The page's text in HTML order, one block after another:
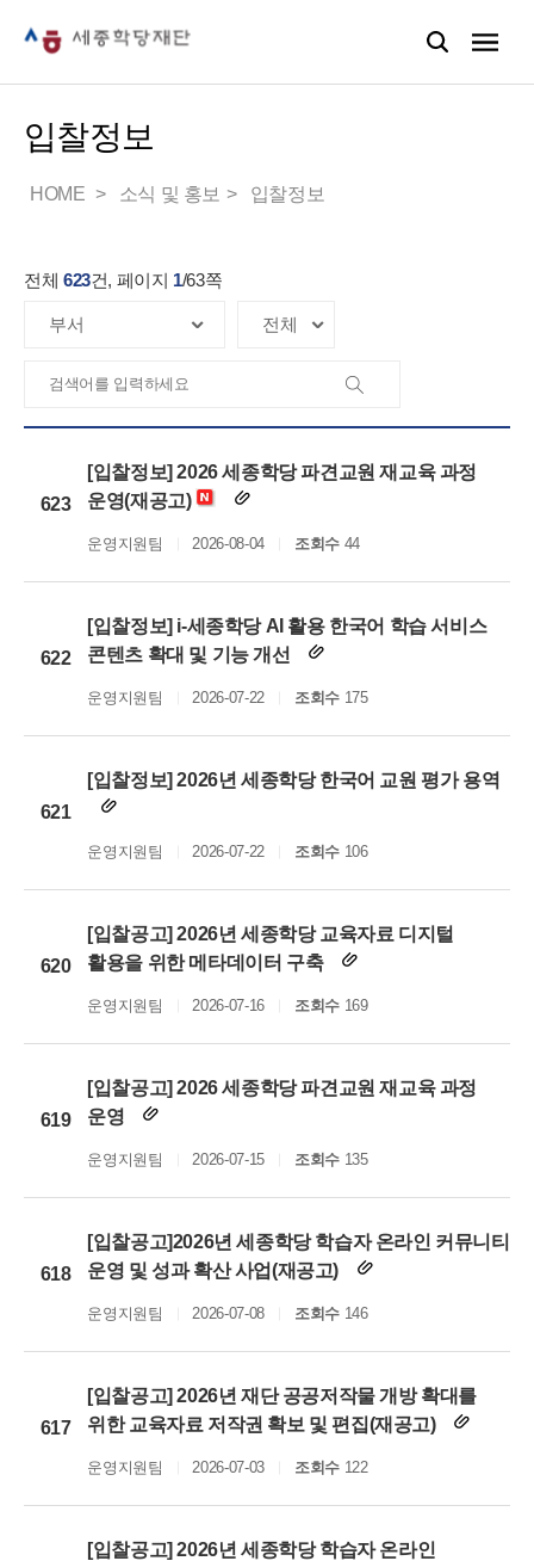
입찰정보
HOME 소식 및 홍보 입찰정보
전체 623건, 페이지 1/63쪽
623
[입찰정보] 2026 세종학당 파견교원 재교육 과정
운영(재공고)
운영지원팀 2026-08-04 조회수44
622
[입찰정보] i-세종학당 AI 활용 한국어 학습 서비스
콘텐츠 확대 및 기능 개선
운영지원팀 2026-07-22 조회수175
621
[입찰정보] 2026년 세종학당 한국어 교원 평가 용역
운영지원팀 2026-07-22 조회수106
620
[입찰공고] 2026년 세종학당 교육자료 디지털
활용을 위한 메타데이터 구축
운영지원팀 2026-07-16 조회수169
619
[입찰공고] 2026 세종학당 파견교원 재교육 과정
운영
운영지원팀 2026-07-15 조회수135
618
[입찰공고]2026년 세종학당 학습자 온라인 커뮤니티
운영 및 성과 확산 사업(재공고)
운영지원팀 2026-07-08 조회수146
617
[입찰공고] 2026년 재단 공공저작물 개방 확대를
위한 교육자료 저작권 확보 및 편집(재공고)
운영지원팀 2026-07-03 조회수122
[입찰공고] 2026년 세종학당 학습자 온라인